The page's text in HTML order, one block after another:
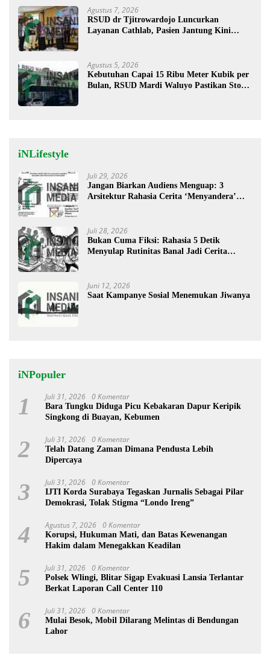
Agustus 7, 2026
RSUD dr Tjitrowardojo Luncurkan
Layanan Cathlab, Pasien Jantung Kini
Agustus 5, 2026
Kebutuhan Capai 15 Ribu Meter Kubik per
Bulan, RSUD Mardi Waluyo Pastikan Stok
iNLifestyle
Juli 29, 2026
Jangan Biarkan Audiens Menguap: 3
Arsitektur Rahasia Cerita ‘Menyandera’
Juli 28, 2026
Bukan Cuma Fiksi: Rahasia 5 Detik
Menyulap Rutinitas Banal Jadi Cerita
Juni 12, 2026
Saat Kampanye Sosial Menemukan Jiwanya
iNPopuler
1 Juli 31, 2026 0 Komentar
Bara Tungku Diduga Picu Kebakaran Dapur Keripik
Singkong di Buayan, Kebumen
2 Juli 31, 2026 0 Komentar
Telah Datang Zaman Dimana Pendusta Lebih
Dipercaya
3 Juli 31, 2026 0 Komentar
IJTI Korda Surabaya Tegaskan Jurnalis Sebagai Pilar
Demokrasi, Tolak Stigma “Londo Ireng”
4 Agustus 7, 2026 0 Komentar
Korupsi, Hukuman Mati, dan Batas Kewenangan
Hakim dalam Menegakkan Keadilan
5 Juli 31, 2026 0 Komentar
Polsek Wlingi, Blitar Sigap Evakuasi Lansia Terlantar
Berkat Laporan Call Center 110
6 Juli 31, 2026 0 Komentar
Mulai Besok, Mobil Dilarang Melintas di Bendungan
Lahor